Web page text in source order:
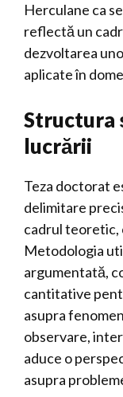
Herculane ca
reflectă un
dezvoltarea
aplicate în
Structura
lucrării
Teza doctorat
delimitare
cadrul teoretic,
Metodologia
argumentată,
cantitative
asupra
observare,
aduce o
asupra